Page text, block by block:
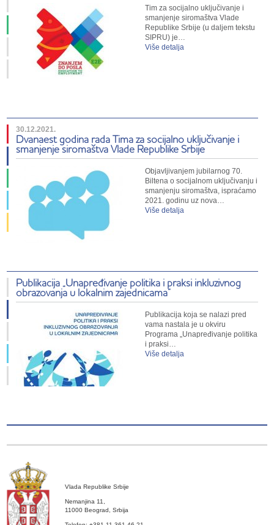
Tim za socijalno uključivanje i
smanjenje siromaštva Vlade
Republike Srbije (u daljem tekstu
SIPRU) je…
Više detalja
30.12.2021.
Dvanaest godina rada Tima za socijalno uključivanje i
smanjenje siromaštva Vlade Republike Srbije
Objavljivanjem jubilarnog 70.
Biltena o socijalnom uključivanju i
smanjenju siromaštva, ispraćamo
2021. godinu uz nova…
Više detalja
Publikacija „Unapređivanje politika i praksi inkluzivnog
obrazovanja u lokalnim zajednicama”
Publikacija koja se nalazi pred
vama nastala je u okviru
Programa „Unapređivanje politika
i praksi…
Više detalja
Vlada Republike Srbije
Nemanjina 11,
11000 Beograd, Srbija